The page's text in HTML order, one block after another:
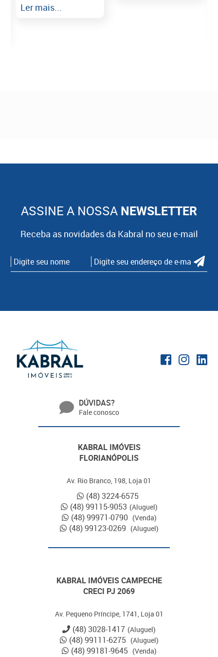
Ler mais...
ASSINE A NOSSA NEWSLETTER
Receba as novidades da Kabral no seu e-mail
DÚVIDAS?
Fale conosco
KABRAL IMÓVEIS
FLORIANÓPOLIS
Av. Rio Branco, 198, Loja 01
(48) 3224-6575
(48) 99115-9053 (Aluguel)
(48) 99971-0790 (Venda)
(48) 99123-0269 (Aluguel)
KABRAL IMÓVEIS CAMPECHE
CRECI PJ 2069
Av. Pequeno Príncipe, 1741, Loja 01
(48) 3028-1417 (Aluguel)
(48) 99111-6275 (Aluguel)
(48) 99181-9645 (Venda)